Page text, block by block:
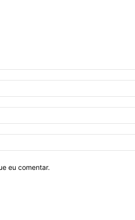
eu comentar.